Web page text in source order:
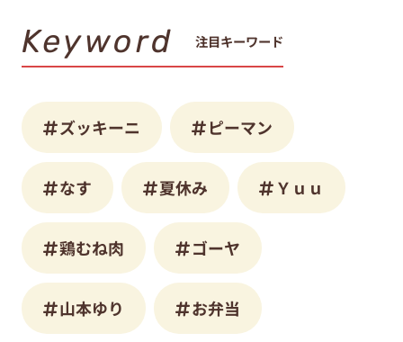
Keyword 注目キーワード
ズッキーニ ピーマン
なす 夏休み Ｙｕｕ
鶏むね肉 ゴーヤ
山本ゆり お弁当